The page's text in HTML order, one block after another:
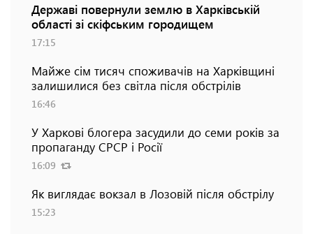
Державі повернули землю в Харківській
області зі скіфським городищем
17:15
Майже сім тисяч споживачів на Харківщині
залишилися без світла після обстрілів
16:46
У Харкові блогера засудили до семи років за
пропаганду СРСР і Росії
16:09
Як виглядає вокзал в Лозовій після обстрілу
15:23